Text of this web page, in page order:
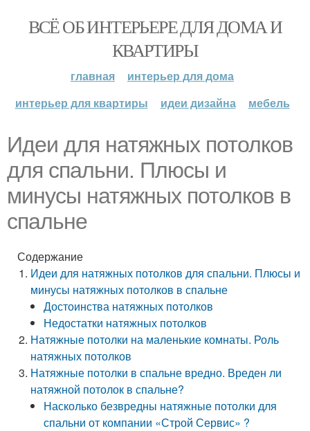
ВСЁ ОБ ИНТЕРЬЕРЕ ДЛЯ ДОМА И
КВАРТИРЫ
главная
интерьер для дома
интерьер для квартиры
идеи дизайна мебель
Идеи для натяжных потолков
для спальни. Плюсы и
минусы натяжных потолков в
спальне
Содержание
Идеи для натяжных потолков для спальни. Плюсы и
минусы натяжных потолков в спальне
Достоинства натяжных потолков
Недостатки натяжных потолков
Натяжные потолки на маленькие комнаты. Роль
натяжных потолков
Натяжные потолки в спальне вредно. Вреден ли
натяжной потолок в спальне?
Насколько безвредны натяжные потолки для
спальни от компании «Строй Сервис» ?